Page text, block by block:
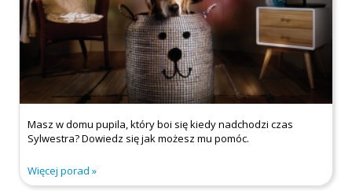
Masz w domu pupila, który boi się kiedy nadchodzi czas
Sylwestra? Dowiedz się jak możesz mu pomóc.
Więcej porad